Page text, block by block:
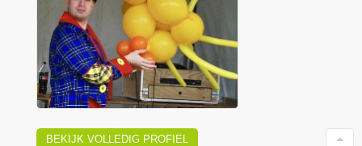
BEKIJK VOLLEDIG PROFIEL